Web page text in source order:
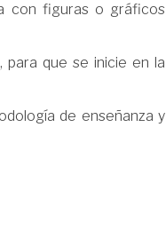
con figuras o gráficos
para que se inicie en la
de enseñanza y